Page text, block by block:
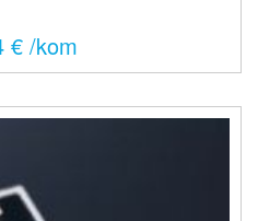
€ /kom